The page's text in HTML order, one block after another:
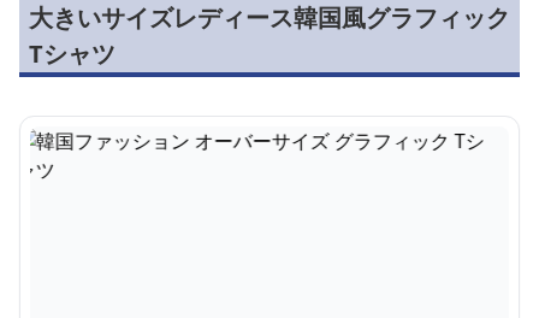
大きいサイズレディース韓国風グラフィック
Tシャツ